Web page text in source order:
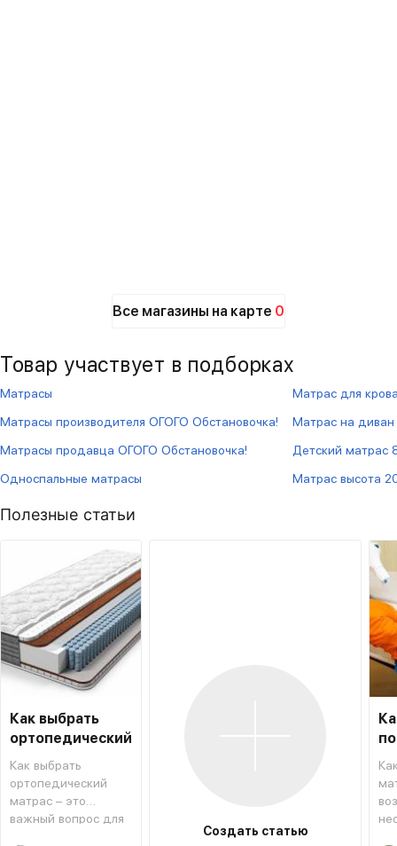
Все магазины на карте 0
Товар участвует в подборках
Матрасы
Матрасы производителя ОГОГО Обстановочка!
Матрасы продавца ОГОГО Обстановочка!
Односпальные матрасы
Матрас для
Матрас на диван
Детский матрас
Матрас высота
Полезные статьи
Как выбрать
ортопедический
матрас
Как выбрать
ортопедический
матрас – это
важный вопрос для
Создать статью